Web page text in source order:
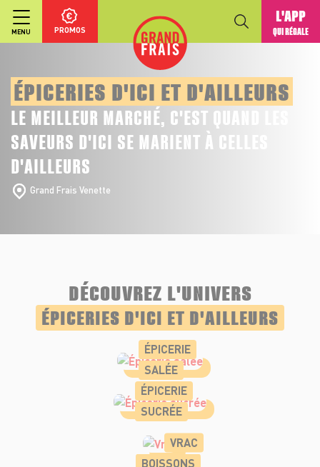
MENU PROMOS
L'APP
QUI RÉGALE
ÉPICERIES D'ICI ET D'AILLEURS
LE MEILLEUR MARCHÉ, C'EST QUAND LES
SAVEURS D'ICI SE MARIENT À CELLES
D'AILLEURS
Grand Frais Venette
DÉCOUVREZ L'UNIVERS
ÉPICERIES D'ICI ET D'AILLEURS
ÉPICERIE
SALÉE
ÉPICERIE
SUCRÉE
VRAC
BOISSONS